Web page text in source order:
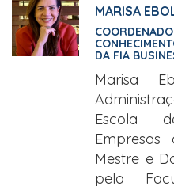
MARISA
DA FIA
Marisa
Escola
Mestre e
pela